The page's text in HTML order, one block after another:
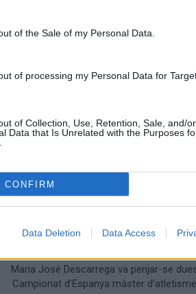
of the Sale of my Personal Data.
of processing my Personal Data for
of Collection, Use, Retention, Sale, and/
Data that Is Unrelated with the Purposes
CONFIRM
Data Deletion Data Access
Maria José Descarrega va penjar-se
Campionat d’Espanya màster